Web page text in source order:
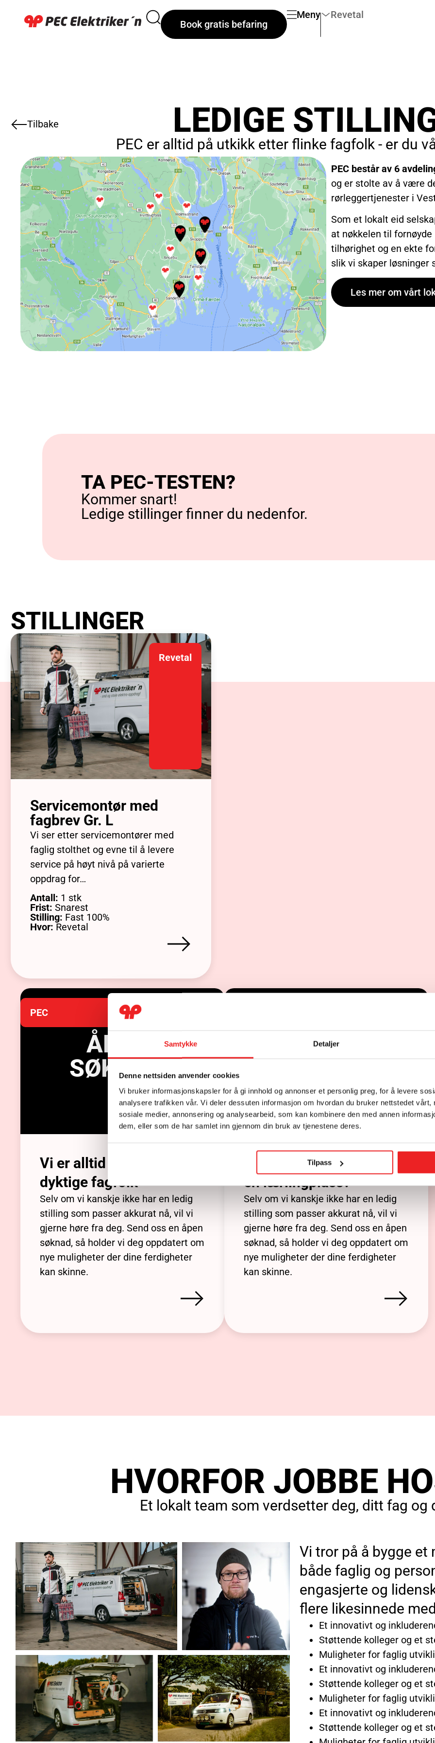
Samtykke Detaljer
Denne nettsiden anvender cookies
Vi bruker informasjonskapsler for å gi innhold og annonser et personlig preg, for å levere
analysere trafikken vår. Vi deler dessuten informasjon om hvordan du bruker nettstedet vårt,
sosiale medier, annonsering og analysearbeid, som kan kombinere den med annen
dem, eller som de har samlet inn gjennom din bruk av tjenestene deres.
Tilpass
Book gratis befaring
Meny Revetal
Tilbake LEDIGE
PEC er alltid på utkikk etter flinke fagfolk - er du
PEC består av 6
og er stolte av å være
rørleggertjenester i
Som et lokalt eid
at nøkkelen til
tilhørighet og en ekte
slik vi skaper løsninger
Les mer om vårt
TA PEC-TESTEN?
Kommer snart!
Ledige stillinger finner du nedenfor.
STILLINGER
Revetal
Servicemontør med
fagbrev Gr. L
Vi ser etter servicemontører med
faglig stolthet og evne til å levere
service på høyt nivå på varierte
oppdrag for…
Antall: 1 stk
Frist: Snarest
Stilling: Fast 100%
Hvor: Revetal
PEC
ÅPEN
SØKNAD
Vi er alltid på utkikk etter
dyktige fagfolk
Selv om vi kanskje ikke har en ledig
stilling som passer akkurat nå, vil vi
gjerne høre fra deg. Send oss en åpen
søknad, så holder vi deg oppdatert om
nye muligheter der dine ferdigheter
kan skinne.
LÆRLING
Er du lærling og ser etter
en lærlingplass?
Selv om vi kanskje ikke har en ledig
stilling som passer akkurat nå, vil vi
gjerne høre fra deg. Send oss en åpen
søknad, så holder vi deg oppdatert om
nye muligheter der dine ferdigheter
kan skinne.
HVORFOR JOBBE
Et lokalt team som verdsetter deg, ditt fag og
Vi tror på å bygge et
både faglig og
engasjerte og
flere likesinnede
Et innovativt og
Støttende kolleger og et
Muligheter for faglig
Et innovativt og
Støttende kolleger og et
Muligheter for faglig
Et innovativt og
Støttende kolleger og et